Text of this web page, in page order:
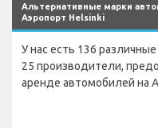
Альтернативные марки
Аэропорт Helsinki
У нас есть 136
25 производители,
аренде автомобилей на